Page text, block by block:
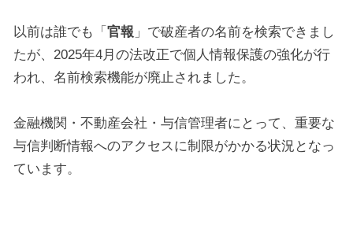
以前は誰でも「 官報 」で破産者の名前を検索できまし
たが、2025年4月の法改正で個人情報保護の強化が行
われ、名前検索機能が廃止されました。
金融機関・不動産会社・与信管理者にとって、重要な
与信判断情報へのアクセスに制限がかかる状況となっ
ています。